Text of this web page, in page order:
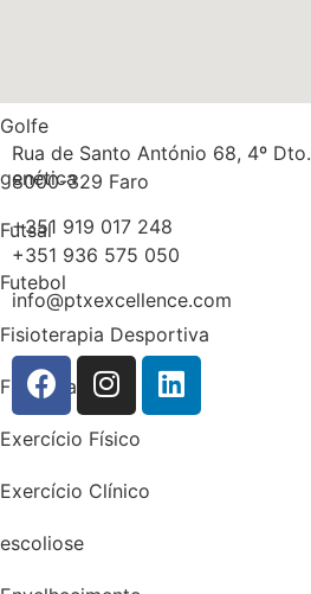
Golfe
genética
Futsal
Futebol
Fisioterapia Desportiva
Fisioterapia
Exercício Físico
Exercício Clínico
escoliose
Rua de Santo António 68, 4º Dto.
8000-329 Faro
+351 919 017 248
+351 936 575 050
info@ptxexcellence.com